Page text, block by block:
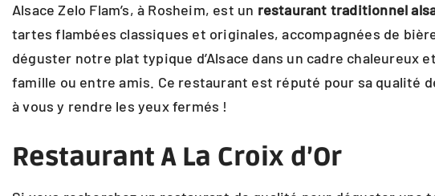
Alsace Zelo Flam’s, à Rosheim, est un restaurant traditionnel
tartes flambées classiques et originales, accompagnées de
déguster notre plat typique d’Alsace dans un cadre
famille ou entre amis. Ce restaurant est réputé pour sa qualité
à vous y rendre les yeux fermés !
Restaurant A La Croix d’Or